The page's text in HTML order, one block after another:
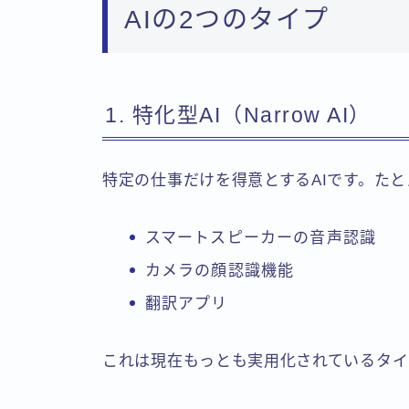
AIの2つのタイプ
1. 特化型AI（Narrow AI）
特定の仕事だけを得意とするAIです。たと
スマートスピーカーの音声認識
カメラの顔認識機能
翻訳アプリ
これは現在もっとも実用化されているタイ